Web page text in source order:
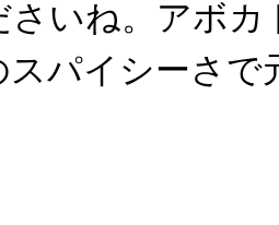
さいね。アボ
スパイシーさで